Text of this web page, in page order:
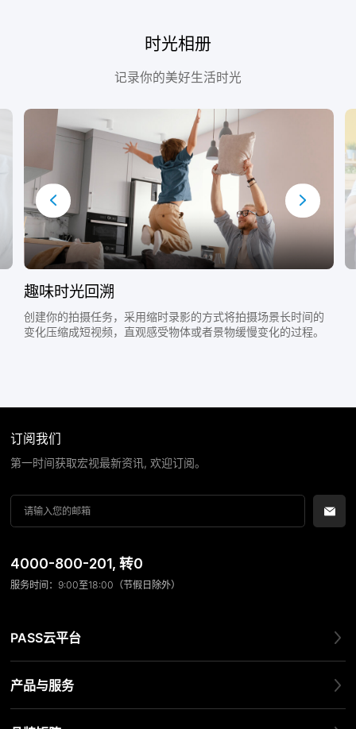
时光相册
记录你的美好生活时光
趣味时光回溯
创建你的拍摄任务，采用缩时录影的方式将拍摄场景长时间的
变化压缩成短视频，直观感受物体或者景物缓慢变化的过程。
订阅我们
第一时间获取宏视最新资讯, 欢迎订阅。
4000-800-201, 转0
服务时间：9:00至18:00（节假日除外）
PASS云平台
产品与服务